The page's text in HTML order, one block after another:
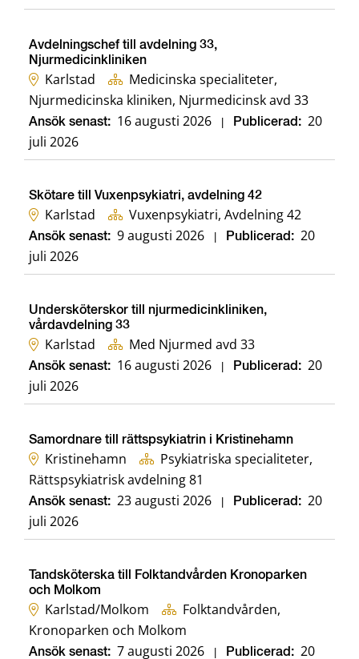
Avdelningschef till avdelning 33,
Njurmedicinkliniken
Karlstad
Medicinska specialiteter,
Njurmedicinska kliniken, Njurmedicinsk avd 33
Ansök senast: 16 augusti 2026 Publicerad: 20
juli 2026
Skötare till Vuxenpsykiatri, avdelning 42
Karlstad Vuxenpsykiatri, Avdelning 42
Ansök senast: 9 augusti 2026 Publicerad: 20
juli 2026
Undersköterskor till njurmedicinkliniken,
vårdavdelning 33
Karlstad Med Njurmed avd 33
Ansök senast: 16 augusti 2026 Publicerad: 20
juli 2026
Samordnare till rättspsykiatrin i Kristinehamn
Kristinehamn
Psykiatriska specialiteter,
Rättspsykiatrisk avdelning 81
Ansök senast: 23 augusti 2026 Publicerad: 20
juli 2026
Tandsköterska till Folktandvården Kronoparken
och Molkom
Karlstad/Molkom
Folktandvården,
Kronoparken och Molkom
Ansök senast: 7 augusti 2026 Publicerad: 20